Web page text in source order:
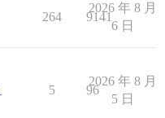
264 9141
2026 年 8 月
6 日
5 96
2026 年 8 月
5 日